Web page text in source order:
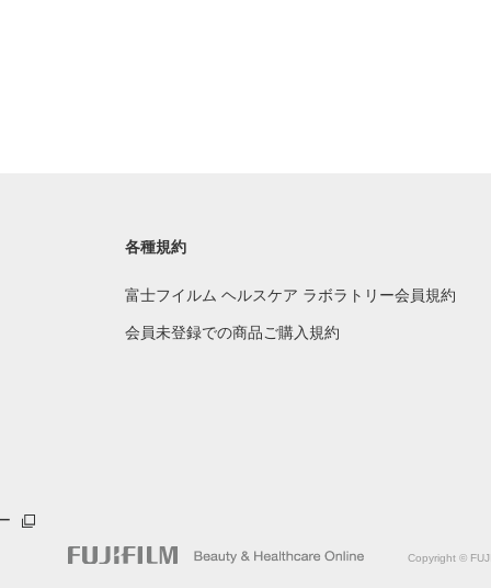
各種規約
富士フイルム ヘルスケア ラボラトリー会員規約
会員未登録での商品ご購入規約
Copyright ©